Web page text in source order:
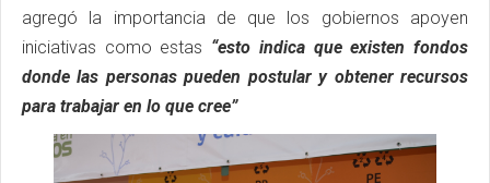
agregó la importancia de que los gobiernos apoyen
iniciativas como estas “esto indica que existen fondos
donde las personas pueden postular y obtener recursos
para trabajar en lo que cree”